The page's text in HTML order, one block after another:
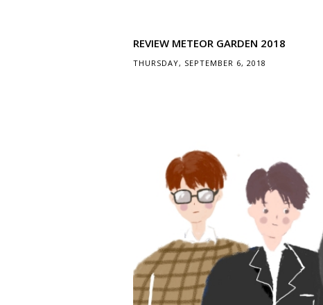
REVIEW METEOR GARDEN 2018
THURSDAY, SEPTEMBER 6, 2018